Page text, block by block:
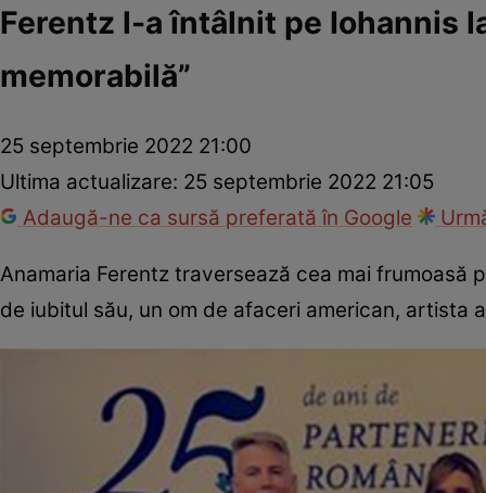
Ferentz l-a întâlnit pe Iohannis
memorabilă”
25 septembrie 2022 21:00
Ultima actualizare: 25 septembrie 2022 21:05
Adaugă-ne ca sursă preferată în Google
Anamaria Ferentz traversează cea mai frumoasă
de iubitul său, un om de afaceri american, artista